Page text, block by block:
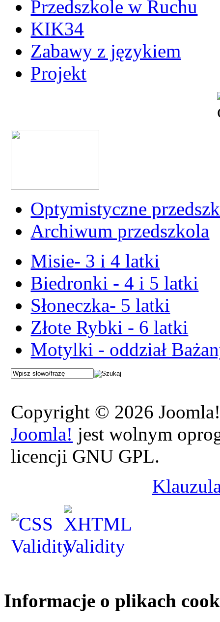
Przedszkole w Ruchu
KIK34
Zabawy z językiem
Projekt
Optymistyczne
Archiwum przedszkola
Misie- 3 i 4 latki
Biedronki - 4 i 5 latki
Słoneczka- 5 latki
Złote Rybki - 6 latki
Motylki - oddział
Copyright © 2026
Joomla! jest wolnym
licencji GNU GPL.
Informacje o plikach